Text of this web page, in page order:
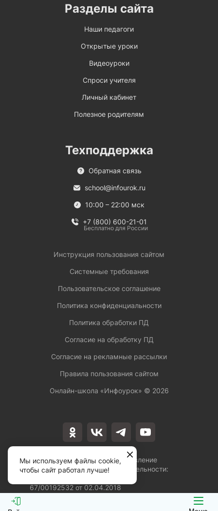
Лицензия на осуществление
образовательной деятельности:
67/00192532 от 02.04.2018
Разделы сайта
Наши педагоги
Открытые уроки
Видеоуроки
Спроси учителя
Личный кабинет
Полезное родителям
Техподдержка
Обратная связь
school@infourok.ru
10:00 – 22:00 мск
+7 (800) 600-21-01
Бесплатно для России
Инструкция пользования сайтом
Системные требования
Пользовательское соглашение
Политика конфиденциальности
Политика обработки ПД
Согласие на обработку ПД
Согласие на рекламные рассылки
Правила пользования сайтом
Онлайн-школа «Инфоурок» © 2026
Мы используем файлы cookie,
чтобы сайт работал лучше!